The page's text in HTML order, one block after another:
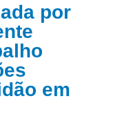
por
em